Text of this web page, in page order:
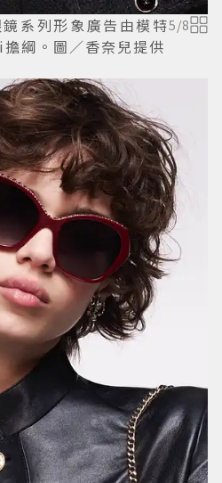
系列形象廣告由模特
綱。圖／香奈兒提供
5/8